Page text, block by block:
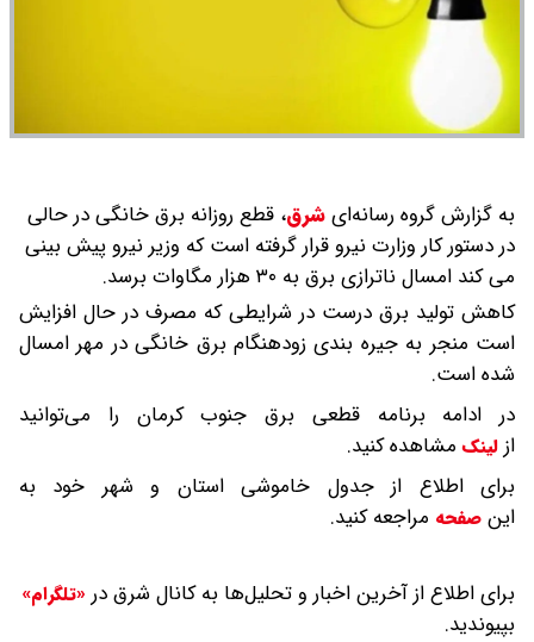
به گزارش گروه رسانه‌ایشرق، قطع روزانه برق خانگی در حالی
در دستور کار وزارت نیرو قرار گرفته است که وزیر نیرو پیش بینی
می کند امسال ناترازی برق به ۳۰ هزار مگاوات برسد.
کاهش تولید برق درست در شرایطی که مصرف در حال افزایش
است منجر به جیره بندی زودهنگام برق خانگی در مهر امسال
شده است.
در ادامه برنامه قطعی برق جنوب کرمان را می‌توانید
از لینک مشاهده کنید.
برای اطلاع از جدول خاموشی استان و شهر خود به
این صفحه مراجعه کنید.
برای اطلاع از آخرین اخبار و تحلیل‌ها به کانال شرق در «تلگرام»
بپیوندید.